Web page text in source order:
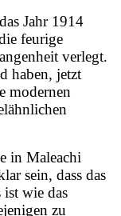
Jahr 1914
feurige
verlegt.
haben, jetzt
modernen
in Maleachi
sein, dass das
ist wie das
zu